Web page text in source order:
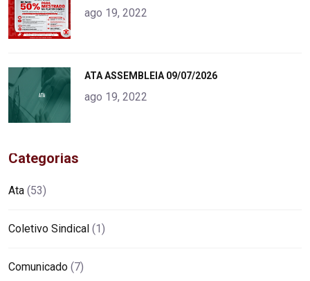
alt="product">
ago 19, 2022
alt="product">
ATA ASSEMBLEIA 09/07/2026
ago 19, 2022
Categorias
Ata (53)
Coletivo Sindical (1)
Comunicado (7)